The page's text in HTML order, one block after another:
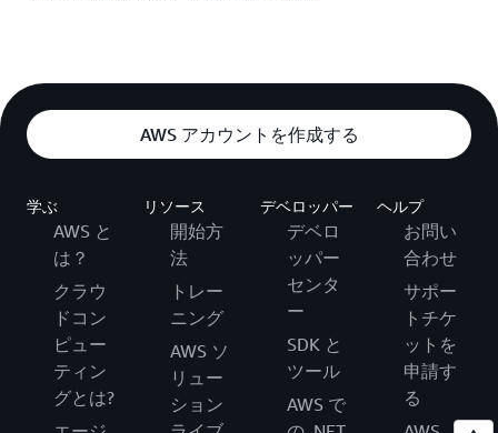
AWS アカウントを作成する
学ぶ
AWS と
は？
クラウ
ドコン
ピュー
ティン
グとは?
リソース
開始方
法
トレー
ニング
AWS ソ
リュー
ション
デベロッパー
デベロ
ッパー
センタ
ー
SDK と
ツール
AWS で
ヘルプ
お問い
合わせ
サポー
トチケ
ットを
申請す
る